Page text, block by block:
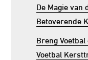
De Magie van
Betoverende
Breng
Voetbal